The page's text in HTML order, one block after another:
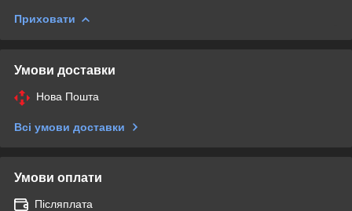
Приховати
Умови доставки
Нова Пошта
Всі умови доставки
Умови оплати
Післяплата